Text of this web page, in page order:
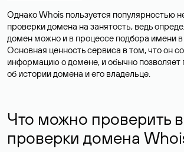
Однако Whois пользуется популярностью
проверки домена на занятость, ведь
домен можно и в процессе подбора имени
Основная ценность сервиса в том, что он
информацию о домене, и обычно позволяет
об истории домена и его владельце.
Что можно проверить
проверки домена